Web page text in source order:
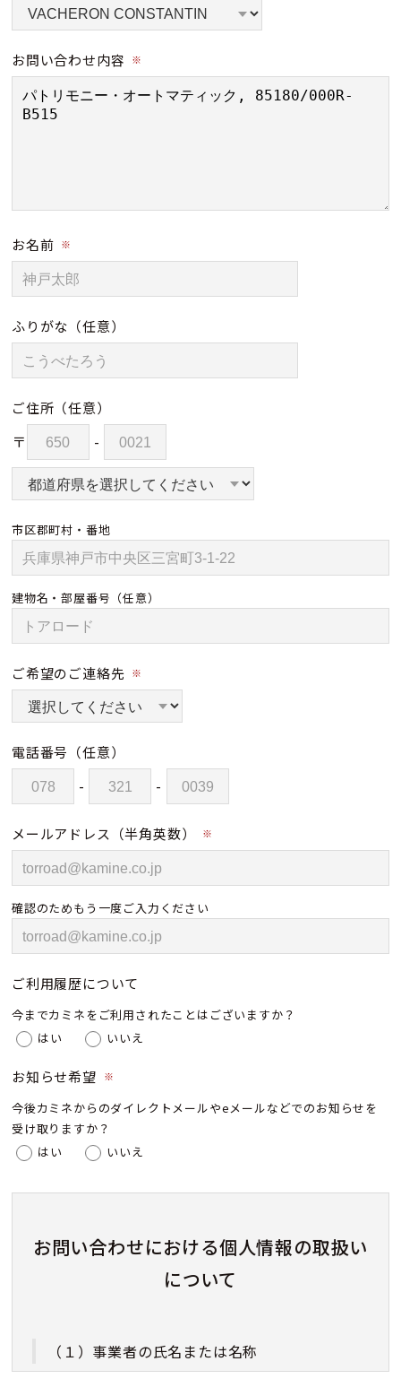
お問い合わせ内容 ※
お名前 ※
ふりがな （任意）
ご住所 （任意）
〒 -
市区郡町村・番地
建物名・部屋番号 （任意）
ご希望のご連絡先 ※
電話番号 （任意）
- -
メールアドレス（半角英数） ※
確認のためもう一度ご入力ください
ご利用履歴について
今までカミネをご利用されたことはございますか？
はい
いいえ
お知らせ希望 ※
今後カミネからのダイレクトメールやeメールなどでのお知らせを
受け取りますか？
はい
いいえ
お問い合わせにおける個人情報の取扱い
について
（１）事業者の氏名または名称